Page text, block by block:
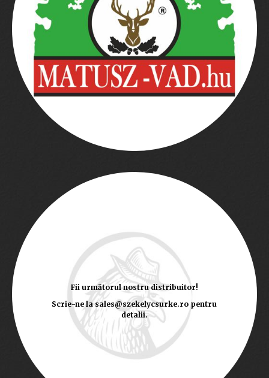
Fii următorul nostru distribuitor!
Scrie-ne la sales@szekelycsurke.ro pentru
detalii.